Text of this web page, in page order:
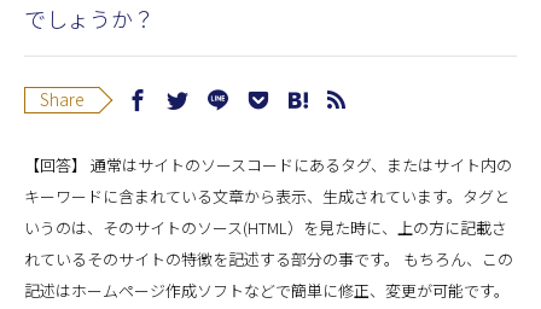
でしょうか？
Share
【回答】 通常はサイトのソースコードにあるタグ、またはサイト内の
キーワードに含まれている文章から表示、生成されています。タグと
いうのは、そのサイトのソース(HTML）を見た時に、上の方に記載さ
れているそのサイトの特徴を記述する部分の事です。 もちろん、この
記述はホームページ作成ソフトなどで簡単に修正、変更が可能です。